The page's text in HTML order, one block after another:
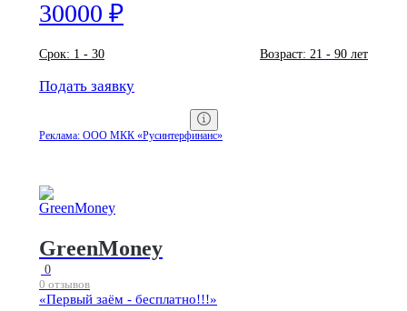
30000 ₽
Срок: 1 - 30 Возраст: 21 - 90 лет
Подать заявку
Реклама: ООО МКК «Русинтерфинанс»
GreenMoney
0
0 отзывов
«Первый заём - бесплатно!!!»